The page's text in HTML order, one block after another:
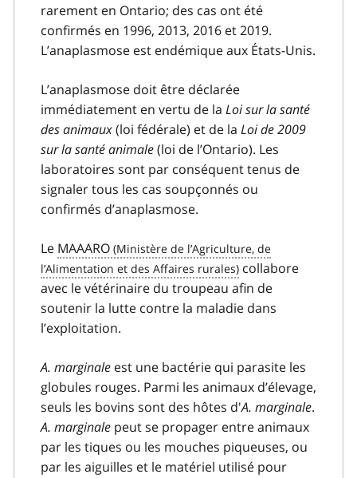
rarement en Ontario; des cas ont été
confirmés en 1996, 2013, 2016 et 2019.
L’anaplasmose est endémique aux États-Unis.
L’anaplasmose doit être déclarée
immédiatement en vertu de la Loi sur la santé
des animaux(loi fédérale) et de la Loi de 2009
sur la santé animale(loi de l’Ontario). Les
laboratoires sont par conséquent tenus de
signaler tous les cas soupçonnés ou
confirmés d’anaplasmose.
Le MAAARO
collabore
avec le vétérinaire du troupeau afin de
soutenir la lutte contre la maladie dans
l’exploitation.
A. marginale est une bactérie qui parasite les
globules rouges. Parmi les animaux d’élevage,
seuls les bovins sont des hôtes d'A. marginale.
A. marginale peut se propager entre animaux
par les tiques ou les mouches piqueuses, ou
par les aiguilles et le matériel utilisé pour